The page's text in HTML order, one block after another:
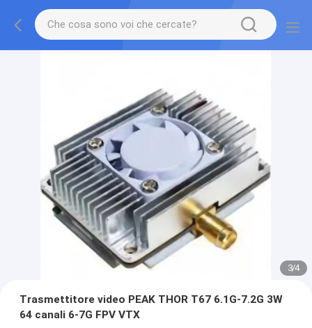
3/4
Trasmettitore video PEAK THOR T67 6.1G-7.2G 3W
64 canali 6-7G FPV VTX